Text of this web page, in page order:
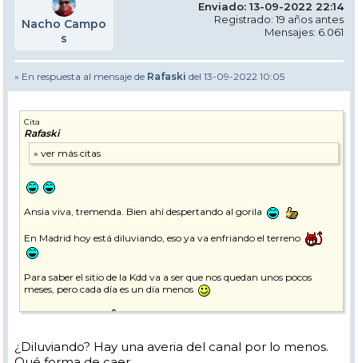
Nacho Campo
s
Enviado: 13-09-2022 22:14
Registrado: 19 años antes
Mensajes: 6.061
» En respuesta al mensaje de Rafaski del 13-09-2022 10:05
Cita
Rafaski
Ansia viva, tremenda. Bien ahí despertando al gorila
En Madrid hoy está diluviando, eso ya va enfriando el terreno
Para saber el sitio de la Kdd va a ser que nos quedan unos pocos
meses, pero cada día es un día menos
Winter is coming!
¿Diluviando? Hay una averia del canal por lo menos.